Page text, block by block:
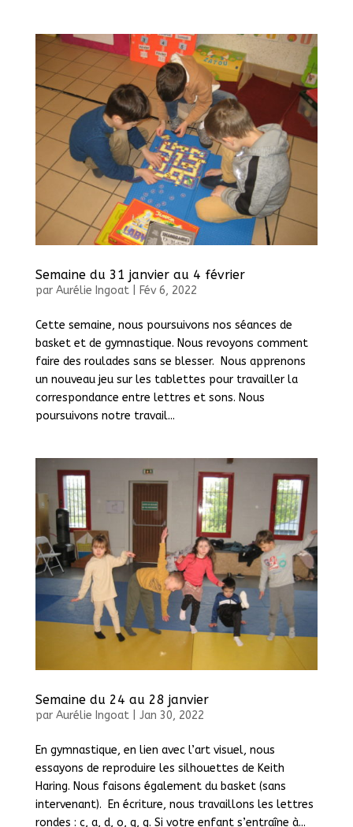
Semaine du 31 janvier au 4 février
par Aurélie Ingoat| Fév 6, 2022
Cette semaine, nous poursuivons nos séances de
basket et de gymnastique. Nous revoyons comment
faire des roulades sans se blesser. Nous apprenons
un nouveau jeu sur les tablettes pour travailler la
correspondance entre lettres et sons. Nous
poursuivons notre travail...
Semaine du 24 au 28 janvier
par Aurélie Ingoat| Jan 30, 2022
En gymnastique, en lien avec l’art visuel, nous
essayons de reproduire les silhouettes de Keith
Haring. Nous faisons également du basket (sans
intervenant). En écriture, nous travaillons les lettres
rondes : c, a, d, o, q, g. Si votre enfant s’entraîne à...